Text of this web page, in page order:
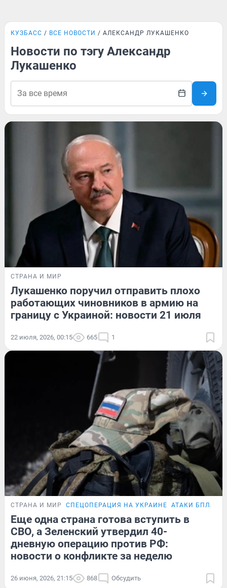
КУЗБАСС ВСЕ НОВОСТИ АЛЕКСАНДР ЛУКАШЕНКО
Новости по тэгу Александр
Лукашенко
СТРАНА И МИР
Лукашенко поручил отправить плохо
работающих чиновников в армию на
границу с Украиной: новости 21 июля
22 июля, 2026, 00:15 665 1
СТРАНА И МИР СПЕЦОПЕРАЦИЯ НА УКРАИНЕ АТАКИ БПЛА
Еще одна страна готова вступить в
СВО, а Зеленский утвердил 40-
дневную операцию против РФ:
новости о конфликте за неделю
26 июня, 2026, 21:15 868 Обсудить